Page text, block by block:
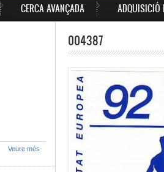
CERCA AVANÇADA ADQUISICIÓ
004387
Veure més